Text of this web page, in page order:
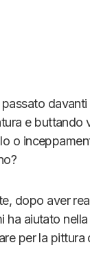
davanti
e buttando
o
dopo aver
ha aiutato
per la pittura